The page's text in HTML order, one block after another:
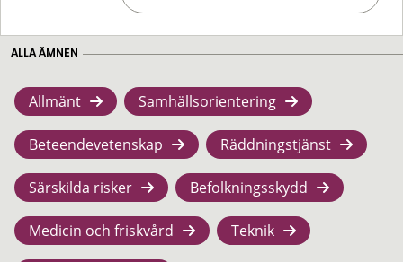
ALLA ÄMNEN
Allmänt Samhällsorientering
Beteendevetenskap Räddningstjänst
Särskilda risker Befolkningsskydd
Medicin och friskvård Teknik